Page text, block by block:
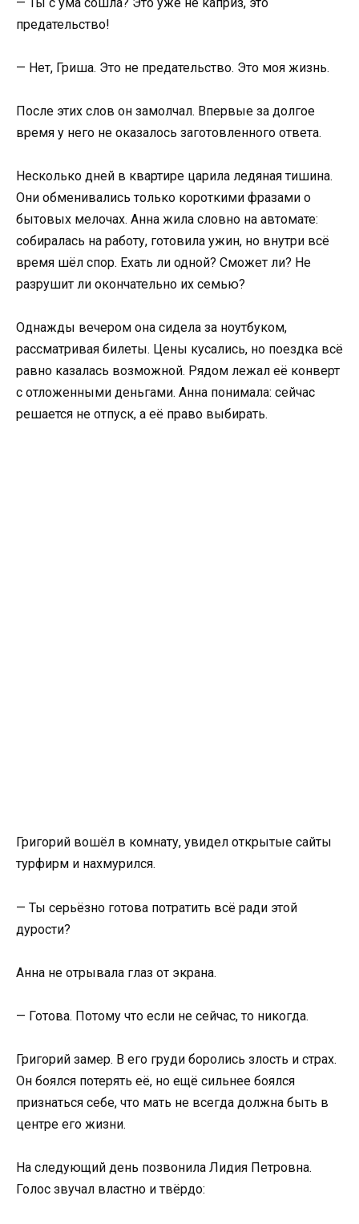
предательство!
— Нет, Гриша. Это не предательство. Это моя жизнь.
После этих слов он замолчал. Впервые за долгое
время у него не оказалось заготовленного ответа.
Несколько дней в квартире царила ледяная тишина.
Они обменивались только короткими фразами о
бытовых мелочах. Анна жила словно на автомате:
собиралась на работу, готовила ужин, но внутри всё
время шёл спор. Ехать ли одной? Сможет ли? Не
разрушит ли окончательно их семью?
Однажды вечером она сидела за ноутбуком,
рассматривая билеты. Цены кусались, но поездка всё
равно казалась возможной. Рядом лежал её конверт
с отложенными деньгами. Анна понимала: сейчас
решается не отпуск, а её право выбирать.
Григорий вошёл в комнату, увидел открытые сайты
турфирм и нахмурился.
— Ты серьёзно готова потратить всё ради этой
дурости?
Анна не отрывала глаз от экрана.
— Готова. Потому что если не сейчас, то никогда.
Григорий замер. В его груди боролись злость и страх.
Он боялся потерять её, но ещё сильнее боялся
признаться себе, что мать не всегда должна быть в
центре его жизни.
На следующий день позвонила Лидия Петровна.
Голос звучал властно и твёрдо: